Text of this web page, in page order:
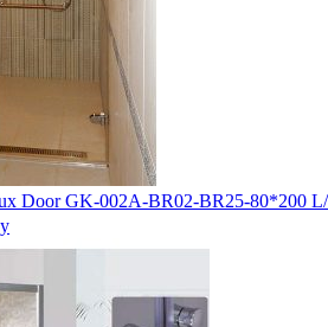
Door GK-002A-BR02-BR25-80*200